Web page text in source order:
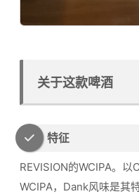
关于这款啤酒
特征
REVISION的WCIPA。
WCIPA，Dank风味是其特